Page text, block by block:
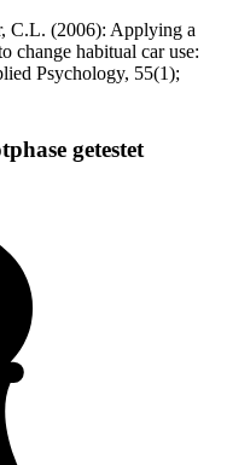
C.L. (2006): Applying a
change habitual car use:
Psychology, 55(1);
getestet